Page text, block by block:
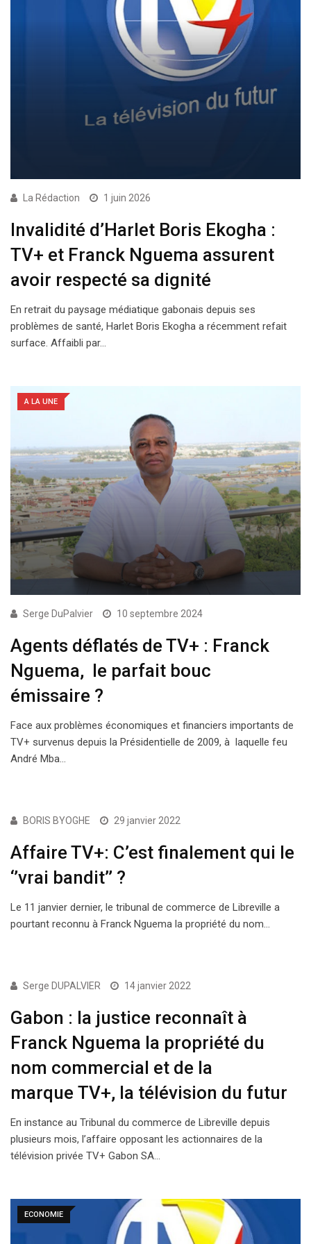
La Rédaction 1 juin 2026
Invalidité d’Harlet Boris Ekogha :
TV+ et Franck Nguema assurent
avoir respecté sa dignité
En retrait du paysage médiatique gabonais depuis ses
problèmes de santé, Harlet Boris Ekogha a récemment refait
surface. Affaibli par…
A LA UNE
Serge DuPalvier 10 septembre 2024
Agents déflatés de TV+ : Franck
Nguema, le parfait bouc
émissaire ?
Face aux problèmes économiques et financiers importants de
TV+ survenus depuis la Présidentielle de 2009, à laquelle feu
André Mba…
SOCIÉTÉ
BORIS BYOGHE 29 janvier 2022
Affaire TV+: C’est finalement qui le
‘’vrai bandit’’ ?
Le 11 janvier dernier, le tribunal de commerce de Libreville a
pourtant reconnu à Franck Nguema la propriété du nom…
ECONOMIE
Serge DUPALVIER 14 janvier 2022
Gabon : la justice reconnaît à
Franck Nguema la propriété du
nom commercial et de la
marque TV+, la télévision du futur
En instance au Tribunal du commerce de Libreville depuis
plusieurs mois, l’affaire opposant les actionnaires de la
télévision privée TV+ Gabon SA…
ECONOMIE